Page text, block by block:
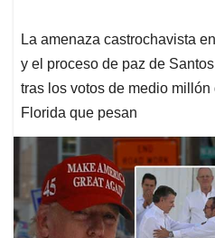
La amenaza castrochavista
y el proceso de paz de
tras los votos de medio
Florida que pesan